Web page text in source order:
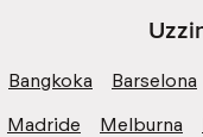
Bangkoka Barselona
Madride Melburna